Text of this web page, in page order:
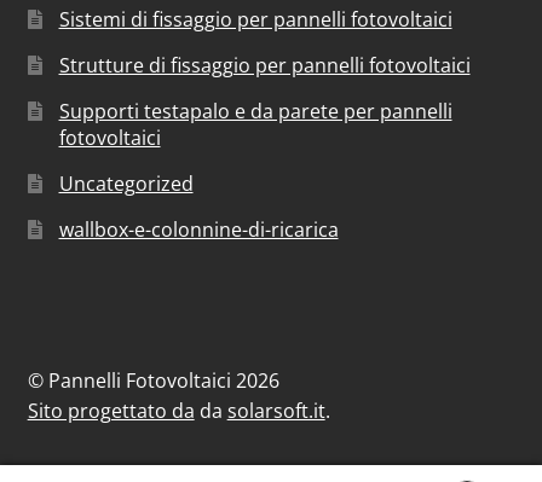
Sistemi di fissaggio per pannelli fotovoltaici
Strutture di fissaggio per pannelli fotovoltaici
Supporti testapalo e da parete per pannelli
fotovoltaici
Uncategorized
wallbox-e-colonnine-di-ricarica
© Pannelli Fotovoltaici 2026
Sito progettato da da solarsoft.it.